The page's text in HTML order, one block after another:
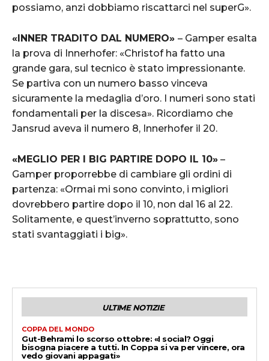
possiamo, anzi dobbiamo riscattarci nel superG».
«INNER TRADITO DAL NUMERO» – Gamper esalta
la prova di Innerhofer: «Christof ha fatto una
grande gara, sul tecnico è stato impressionante.
Se partiva con un numero basso vinceva
sicuramente la medaglia d’oro. I numeri sono stati
fondamentali per la discesa». Ricordiamo che
Jansrud aveva il numero 8, Innerhofer il 20.
«MEGLIO PER I BIG PARTIRE DOPO IL 10» –
Gamper proporrebbe di cambiare gli ordini di
partenza: «Ormai mi sono convinto, i migliori
dovrebbero partire dopo il 10, non dal 16 al 22.
Solitamente, e quest’inverno soprattutto, sono
stati svantaggiati i big».
ULTIME NOTIZIE
COPPA DEL MONDO
Gut-Behrami lo scorso ottobre: «I social? Oggi
bisogna piacere a tutti. In Coppa si va per vincere, ora
vedo giovani appagati»